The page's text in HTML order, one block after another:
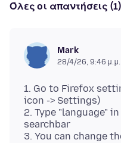
Όλες οι απαντήσεις (1)
Mark
28/4/26, 9:46 μ.μ.
1. Go to Firefox
icon -> Settings)
2. Type "language"
searchbar
3. You can change